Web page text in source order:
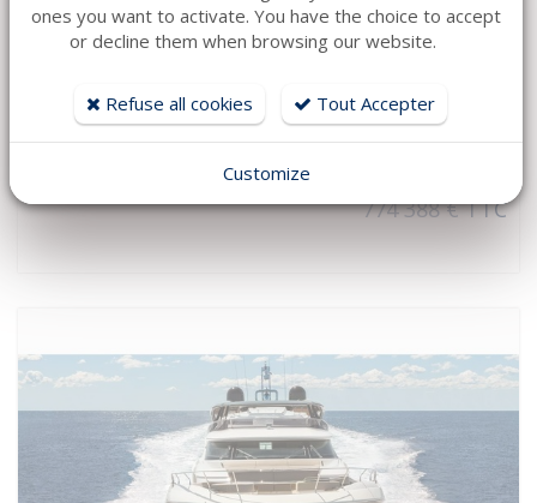
Long : 28.99 m Year : 2022
774 388 € TTC
ones you want to activate. You have the choice to accept
or decline them when browsing our website.
Refuse all cookies Tout Accepter
Customize